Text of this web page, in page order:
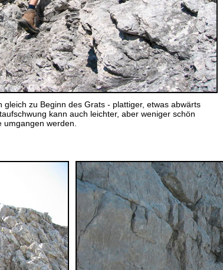
gleich zu Beginn des Grats - plattiger, etwas abwärts
kann auch leichter, aber weniger schön
werden.